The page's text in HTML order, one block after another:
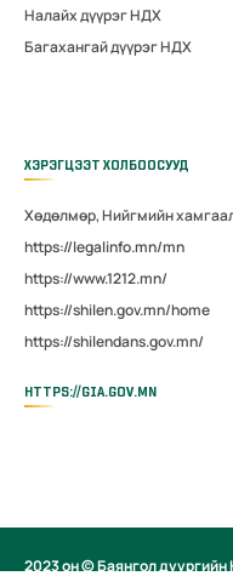
Налайх дүүрэг НДХ
Багахангай дүүрэг НДХ
ХЭРЭГЦЭЭТ ХОЛБООСУУД
Хөдөлмөр, Нийгмийн
https://legalinfo.mn/mn
https://www.1212.mn/
https://shilen.gov.mn/home
https://shilendans.gov.mn/
HTTPS://GIA.GOV.MN
2023 он © Баянгол